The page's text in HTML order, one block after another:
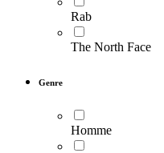
Rab
The North Face
Genre
Homme